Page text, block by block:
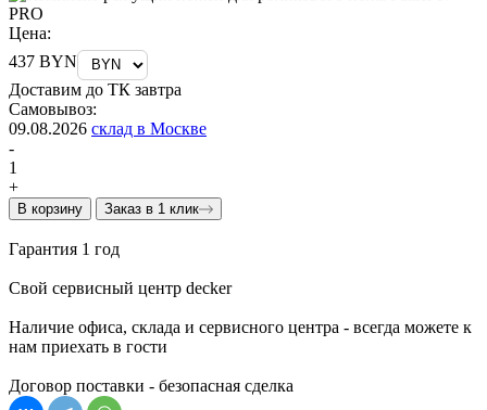
Цена:
437 BYN
Доставим до ТК завтра
Самовывоз:
09.08.2026 склад в Москве
-
1
+
В корзину Заказ в 1 клик
Гарантия 1 год
Свой сервисный центр decker
Наличие офиса, склада и сервисного центра - всегда можете к
нам приехать в гости
Договор поставки - безопасная сделка